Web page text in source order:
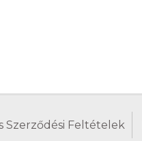
Szerződési Feltételek